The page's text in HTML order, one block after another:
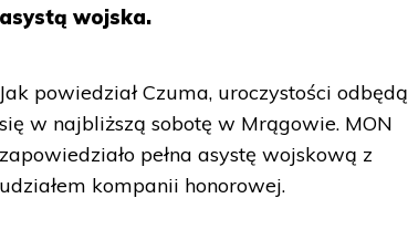
asystą wojska.
Jak powiedział Czuma, uroczystości odbędą
się w najbliższą sobotę w Mrągowie. MON
zapowiedziało pełna asystę wojskową z
udziałem kompanii honorowej.